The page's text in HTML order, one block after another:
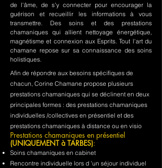
de l'âme, de s'y connecter pour encourager la
guérison et recueillir les informations à vous
transmettre. Des soins et des prestations
chamaniques qui allient nettoyage énergétique,
magnétisme et connexion aux Esprits. Tout l'art du
chamane repose sur sa connaissance des soins
holistiques.
Afin de répondre aux besoins spécifiques de
chacun, Corine Chamane propose plusieurs
prestations chamaniques qui se déclinent en deux
principales formes : des prestations chamaniques
individuelles /collectives en présentiel et des
prestations chamaniques à distance ou en visio
Prestations chamaniques en présentiel
(UNIQUEMENT à TARBES):
Soins chamaniques en cabinet
Rencontre individuelle lors d 'un séjour individuel